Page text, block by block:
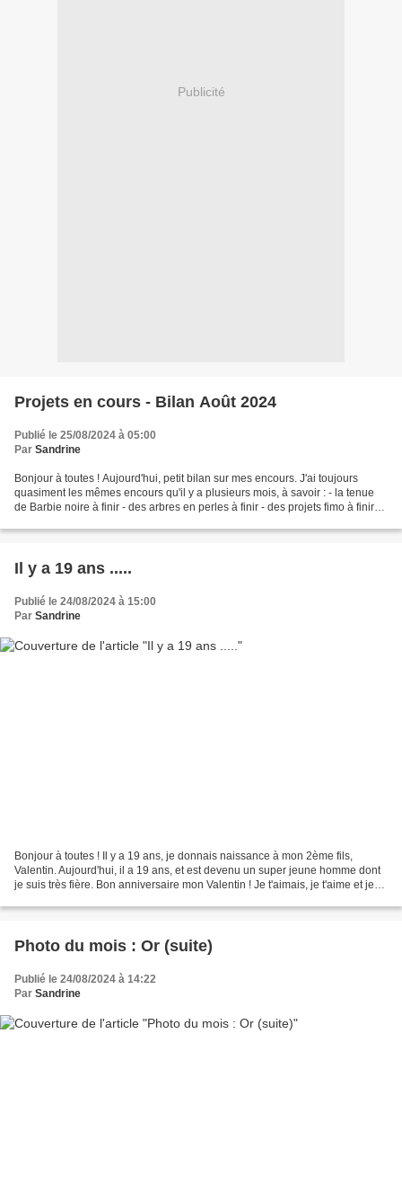
Publicité
Projets en cours - Bilan Août 2024
Publié le 25/08/2024 à 05:00
Par Sandrine
Bonjour à toutes ! Aujourd'hui, petit bilan sur mes encours. J'ai toujours
quasiment les mêmes encours qu'il y a plusieurs mois, à savoir : - la tenue
de Barbie noire à finir - des arbres en perles à finir - des projets fimo à finir
Il y a 19 ans .....
Publié le 24/08/2024 à 15:00
Par Sandrine
Bonjour à toutes ! Il y a 19 ans, je donnais naissance à mon 2ème fils,
Valentin. Aujourd'hui, il a 19 ans, et est devenu un super jeune homme dont
je suis très fière. Bon anniversaire mon Valentin ! Je t'aimais, je t'aime et je
Photo du mois : Or (suite)
Publié le 24/08/2024 à 14:22
Par Sandrine